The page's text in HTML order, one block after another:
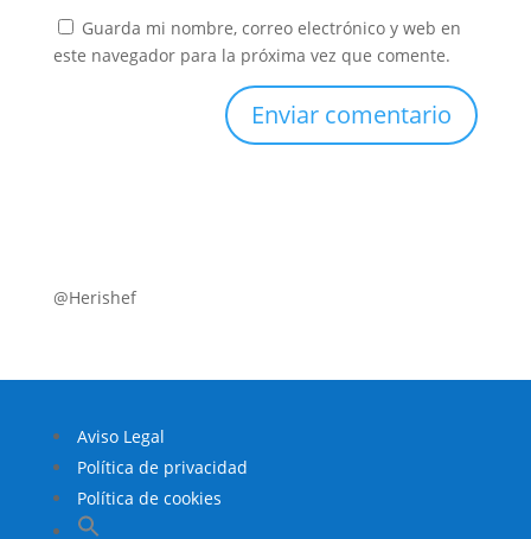
Guarda mi nombre, correo electrónico y web en
este navegador para la próxima vez que comente.
@Herishef
Aviso Legal
Política de privacidad
Política de cookies
Buscar: